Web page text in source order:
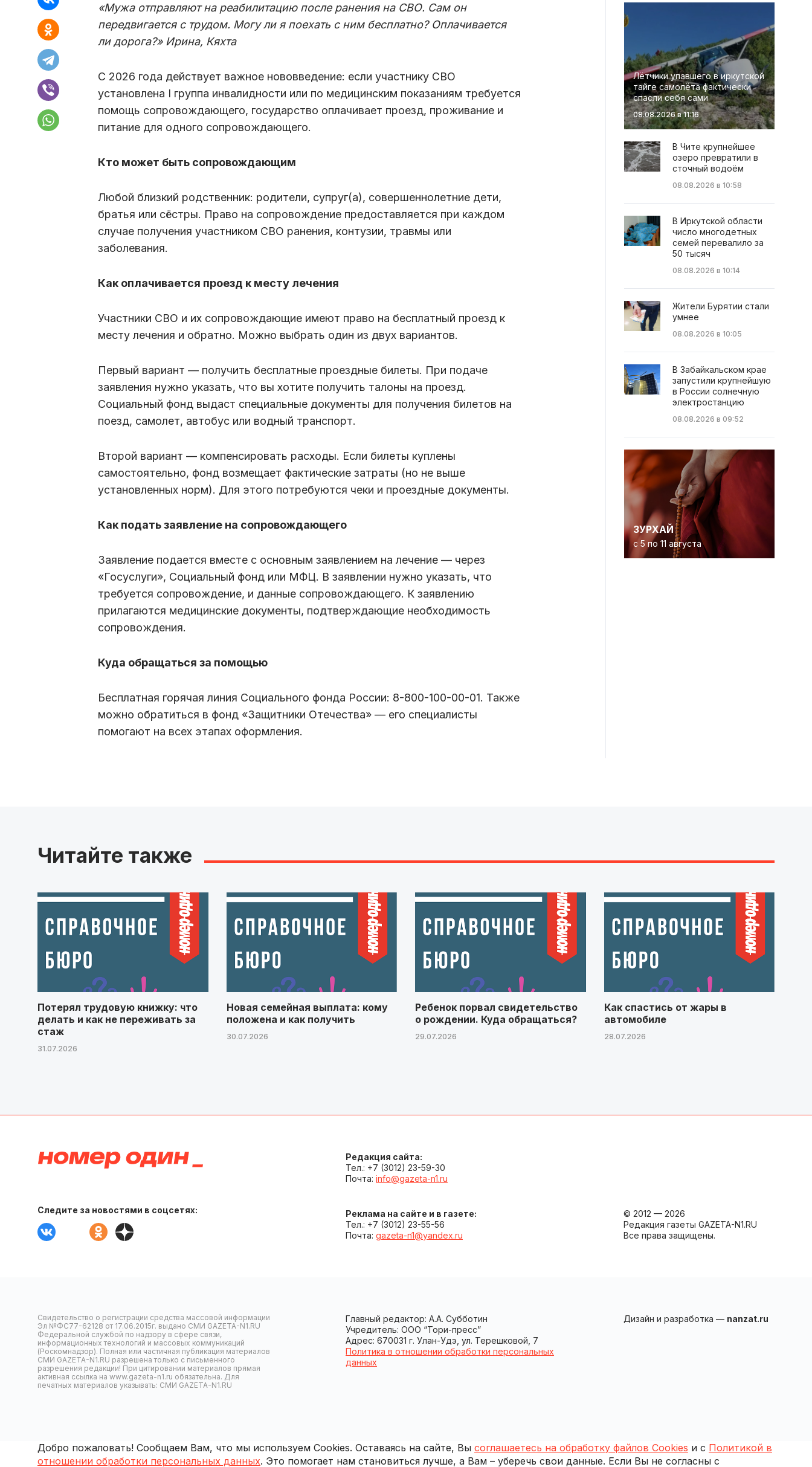
«Мужа отправляют на реабилитацию после ранения на СВО. Сам он
передвигается с трудом. Могу ли я поехать с ним бесплатно? Оплачивается
ли дорога?» Ирина, Кяхта
С 2026 года действует важное нововведение: если участнику СВО
установлена I группа инвалидности или по медицинским показаниям требуется
помощь сопровождающего, государство оплачивает проезд, проживание и
питание для одного сопровождающего.
Кто может быть сопровождающим
Любой близкий родственник: родители, супруг(а), совершеннолетние дети,
братья или сёстры. Право на сопровождение предоставляется при каждом
случае получения участником СВО ранения, контузии, травмы или
заболевания.
Как оплачивается проезд к месту лечения
Участники СВО и их сопровождающие имеют право на бесплатный проезд к
месту лечения и обратно. Можно выбрать один из двух вариантов.
Первый вариант — получить бесплатные проездные билеты. При подаче
заявления нужно указать, что вы хотите получить талоны на проезд.
Социальный фонд выдаст специальные документы для получения билетов на
поезд, самолет, автобус или водный транспорт.
Второй вариант — компенсировать расходы. Если билеты куплены
самостоятельно, фонд возмещает фактические затраты (но не выше
установленных норм). Для этого потребуются чеки и проездные документы.
Как подать заявление на сопровождающего
Заявление подается вместе с основным заявлением на лечение — через
«Госуслуги», Социальный фонд или МФЦ. В заявлении нужно указать, что
требуется сопровождение, и данные сопровождающего. К заявлению
прилагаются медицинские документы, подтверждающие необходимость
сопровождения.
Куда обращаться за помощью
Бесплатная горячая линия Социального фонда России: 8-800-100-00-01. Также
можно обратиться в фонд «Защитники Отечества» — его специалисты
помогают на всех этапах оформления.
Лётчики упавшего в иркутской
тайге самолёта фактически
спасли себя сами
08.08.2026 в 11:16
В Чите крупнейшее
озеро превратили в
сточный водоём
08.08.2026 в 10:58
В Иркутской области
число многодетных
семей перевалило за
50 тысяч
08.08.2026 в 10:14
Жители Бурятии стали
умнее
08.08.2026 в 10:05
В Забайкальском крае
запустили крупнейшую
в России солнечную
электростанцию
08.08.2026 в 09:52
ЗУРХАЙ
с 5 по 11 августа
Читайте также
Потерял трудовую книжку: что
делать и как не переживать за
стаж
31.07.2026
Новая семейная выплата: кому
положена и как получить
30.07.2026
Ребенок порвал свидетельство
о рождении. Куда обращаться?
29.07.2026
Как спастись от жары в
автомобиле
28.07.2026
Следите за новостями в соцсетях:
Редакция сайта:
Тел.: +7 (3012) 23-59-30
Почта: info@gazeta-n1.ru
Реклама на сайте и в газете:
Тел.: +7 (3012) 23-55-56
Почта: gazeta-n1@yandex.ru
© 2012 — 2026
Редакция газеты GAZETA-N1.RU
Все права защищены.
Свидетельство о регистрации средства массовой информации
Эл №ФС77-62128 от 17.06.2015г. выдано СМИ GAZETA-N1.RU
Федеральной службой по надзору в сфере связи,
информационных технологий и массовых коммуникаций
(Роскомнадзор). Полная или частичная публикация материалов
СМИ GAZETA-N1.RU разрешена только с письменного
разрешения редакции! При цитировании материалов прямая
активная ссылка на www.gazeta-n1.ru обязательна. Для
печатных материалов указывать: СМИ GAZETA-N1.RU
Главный редактор: А.А. Субботин
Учредитель: ООО “Тори-пресс”
Адрес: 670031 г. Улан-Удэ, ул. Терешковой, 7
Политика в отношении обработки персональных
данных
Дизайн и разработка — nanzat.ru
Добро пожаловать! Сообщаем Вам, что мы используем Cookies. Оставаясь на сайте, Вы соглашаетесь на обработку файлов Cookies и с Политикой в
отношении обработки персональных данных. Это помогает нам становиться лучше, а Вам – уберечь свои данные. Если Вы не согласны с